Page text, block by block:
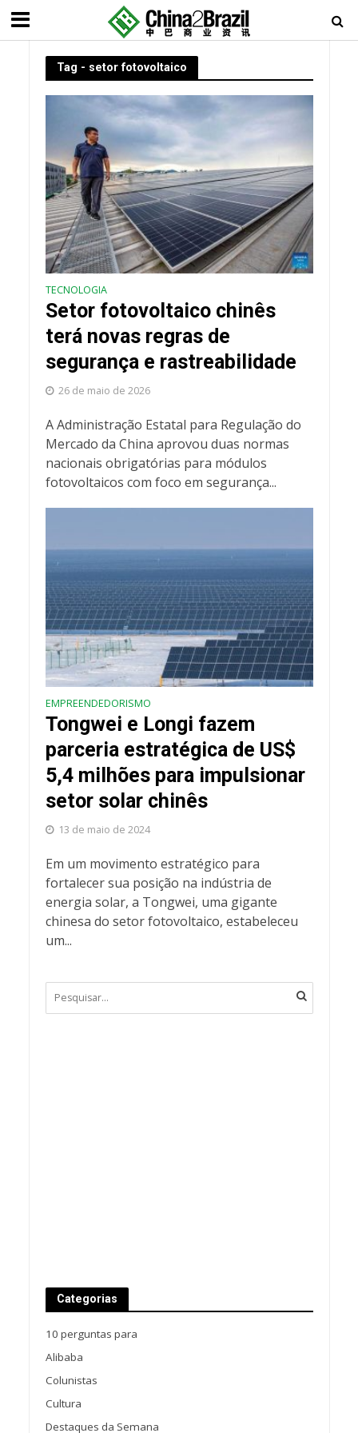
Tag - setor fotovoltaico
TECNOLOGIA
Setor fotovoltaico chinês
terá novas regras de
segurança e rastreabilidade
26 de maio de 2026
A Administração Estatal para Regulação do
Mercado da China aprovou duas normas
nacionais obrigatórias para módulos
fotovoltaicos com foco em segurança...
EMPREENDEDORISMO
Tongwei e Longi fazem
parceria estratégica de US$
5,4 milhões para impulsionar
setor solar chinês
13 de maio de 2024
Em um movimento estratégico para
fortalecer sua posição na indústria de
energia solar, a Tongwei, uma gigante
chinesa do setor fotovoltaico, estabeleceu
um...
Categorias
10 perguntas para
Alibaba
Colunistas
Cultura
Destaques da Semana